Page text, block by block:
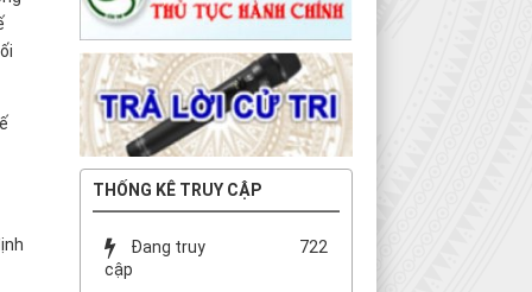
THỐNG KÊ TRUY CẬP
Đang truy
cập
722